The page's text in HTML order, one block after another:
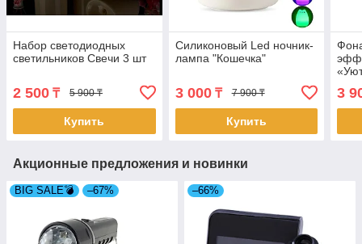
Набор светодиодных
светильников Свечи 3 шт
2 500 ₸ 5 900 ₸
Купить
Силиконовый Led ночник-
лампа "Кошечка"
3 000₸ 7 900 ₸
Купить
3
Акционные предложения и новинки
BIG SALE💣 –67% –66%